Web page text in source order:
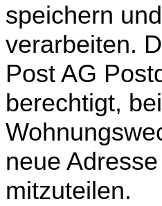
speichern
verarbeiten.
Post AG
berechtigt,
neue
mitzuteilen.